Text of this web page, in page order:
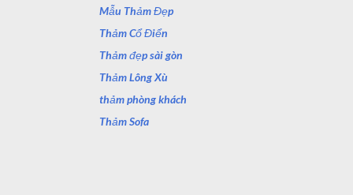
Mẫu Thảm Đẹp
Thảm Cổ Điển
Thảm đẹp sài gòn
Thảm Lông Xù
thảm phòng khách
Thảm Sofa